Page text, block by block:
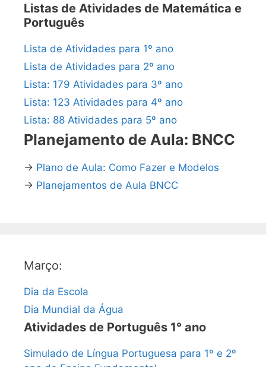
Listas de Atividades de Matemática e
Português
Lista de Atividades para 1º ano
Lista de Atividades para 2º ano
Lista: 179 Atividades para 3º ano
Lista: 123 Atividades para 4º ano
Lista: 88 Atividades para 5º ano
Planejamento de Aula: BNCC
→ Plano de Aula: Como Fazer e Modelos
→ Planejamentos de Aula BNCC
Março:
Dia da Escola
Dia Mundial da Água
Atividades de Português 1° ano
Simulado de Língua Portuguesa para 1º e 2º